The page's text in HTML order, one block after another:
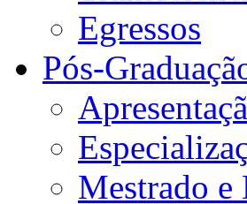
Egressos
Pós-
Mestrado e